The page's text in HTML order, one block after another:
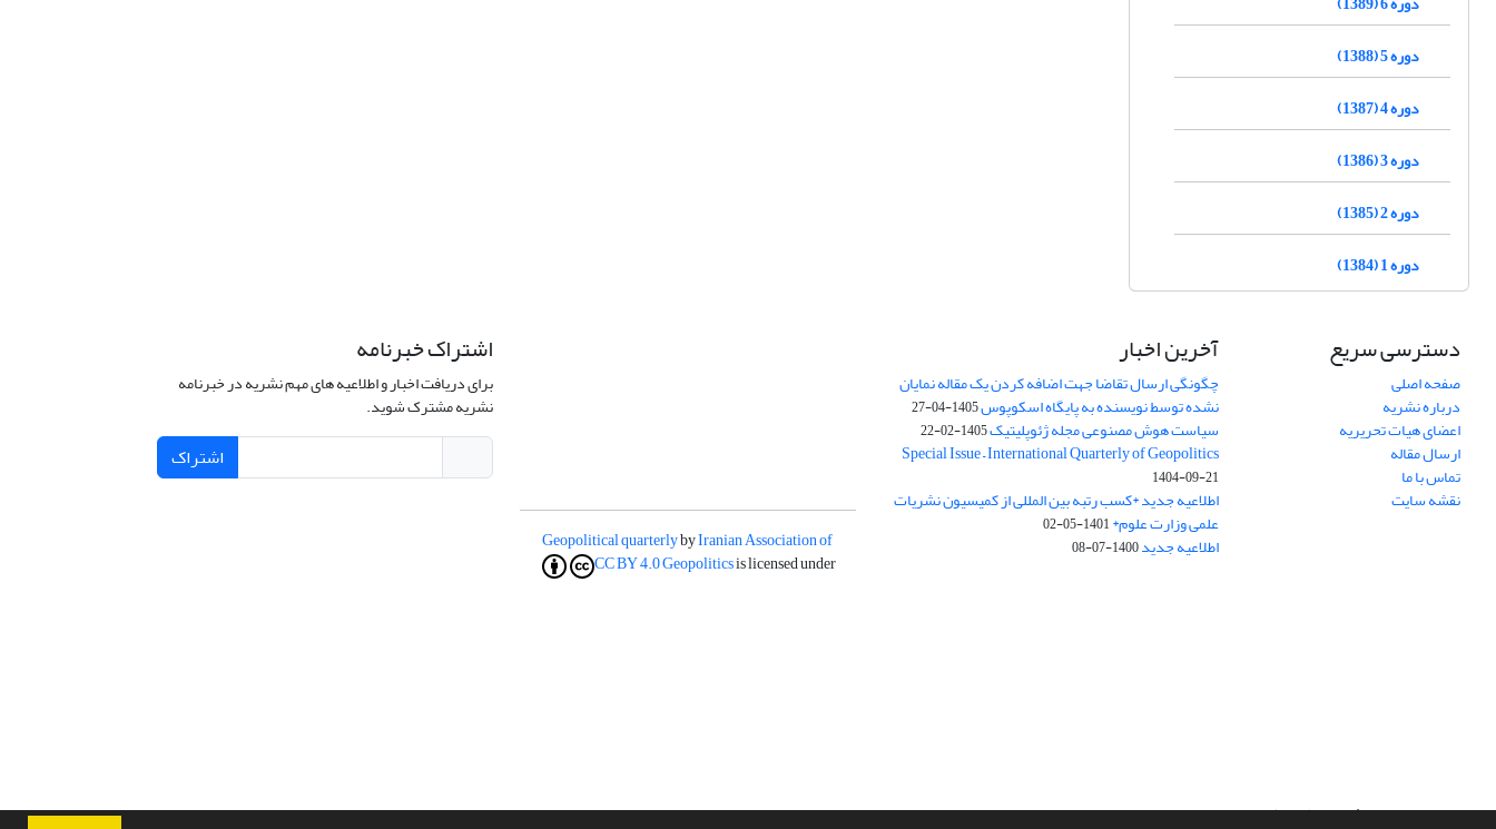
دوره 5 (1388)
دوره 4 (1387)
دوره 3 (1386)
دوره 2 (1385)
دوره 1 (1384)
دسترسی سریع
صفحه اصلی
درباره نشریه
اعضای هیات تحریریه
ارسال مقاله
تماس با ما
نقشه سایت
آخرین اخبار
چگونگی ارسال تقاضا جهت اضافه کردن یک مقاله نمایان
نشده توسط نویسنده به پایگاه اسکوپوس1405-04-27
سیاست هوش مصنوعی مجله ژئوپلیتیک1405-02-22
Special Issue – International Quarterly of Geopolitics
1404-09-21
اطلاعیه جدید *کسب رتبه بین المللی از کمیسیون نشریات
علمی وزارت علوم*1401-05-02
اطلاعیه جدید1400-07-08
Geopolitical quarterlybyIranian Association of
Geopoliticsis licensed under
CC BY 4.0
اشتراک خبرنامه
برای دریافت اخبار و اطلاعیه های مهم نشریه در خبرنامه
نشریه مشترک شوید.
اشتراک
سامانه مدیریت نشریات علمی.طراحی و پیاده سازی ازسیناوب